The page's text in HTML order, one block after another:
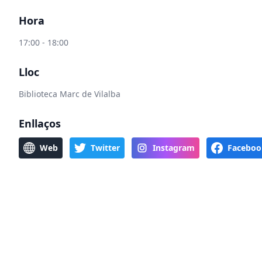
Hora
17:00 - 18:00
Lloc
Biblioteca Marc de Vilalba
Enllaços
Web Twitter Instagram